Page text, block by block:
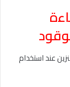
عند استخدام